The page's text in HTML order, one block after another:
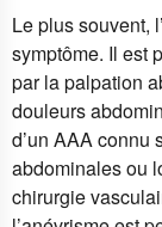
Le plus souvent,
symptôme. Il est
par la palpation
douleurs
d’un AAA connu
abdominales ou
chirurgie